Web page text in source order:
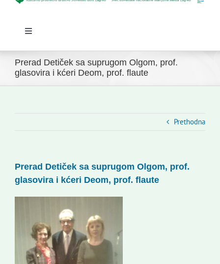
Toggle
Početna
Novosti
Slovenski dom Zagreb
Korisne informacije
Prerad Detiček sa suprugom Olgom, prof.
glasovira i kćeri Deom, prof. flaute
Prethodna
Prerad Detiček sa suprugom Olgom, prof.
glasovira i kćeri Deom, prof. flaute